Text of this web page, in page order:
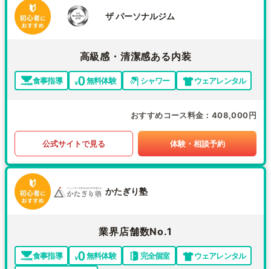
ザ パーソナルジム
高級感・清潔感ある内装
食事指導 無料体験 シャワー ウェアレンタル
おすすめコース料金 408,000円
公式サイトで見る 体験・相談予約
かたぎり塾
業界店舗数No.1
食事指導 無料体験 完全個室
ウェアレンタル